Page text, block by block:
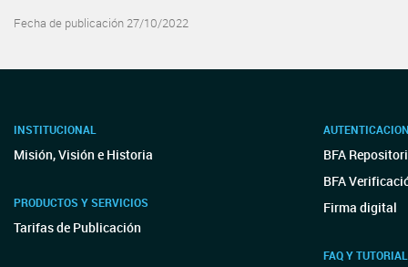
Fecha de publicación 27/10/2022
INSTITUCIONAL
Misión, Visión e Historia
PRODUCTOS Y SERVICIOS
Tarifas de Publicación
BFA
BFA
Firma digital
FAQ Y